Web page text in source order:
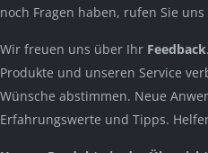
noch Fragen haben, rufen Sie
Wir freuen uns über Ihr Feedback
Produkte und unseren Service
Wünsche abstimmen. Neue
Erfahrungswerte und Tipps.